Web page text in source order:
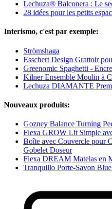
Lechuza® Balconera : Le
28 idées pour les petits
Interismo, c'est par exemple:
Strömshaga
Esschert Design Grattoir
Greenomic Spaghetti -
Kilner Ensemble Moulin à
Lechuza DIAMANTE
Nouveaux produits:
Gozney Balance Turning
Flexa GROW Lit Simple
Boîte avec Couvercle pour
Gobelet Doseur
Flexa DREAM Matelas en
Tranquillo Porte-Savon